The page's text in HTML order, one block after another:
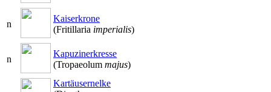
n
Kaiserkrone
(Fritillaria imperialis)
n
Kapuzinerkresse
(Tropaeolum majus)
Kartäusernelke